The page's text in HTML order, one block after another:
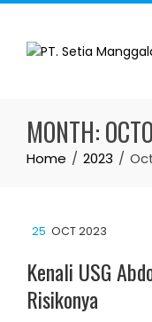
Skip
content
MONTH:
Home 2023
25 OCT 2023
Kenali USG
Risikonya